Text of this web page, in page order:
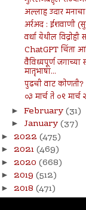
अल्लाह उदार
अर्रअद : ईशवाणी
वर्धा येथील
ChatGPT चिंता
वैविध्यपूर्ण जगाच्या
मातृभाषा...
पुढची वाट कोणती?
०३ मार्च ते ०९ मार्च
► February(31)
► January(37)
► 2022 (475)
► 2021(469)
► 2020 (668)
► 2019 (512)
► 2018 (471)
►2017(141)